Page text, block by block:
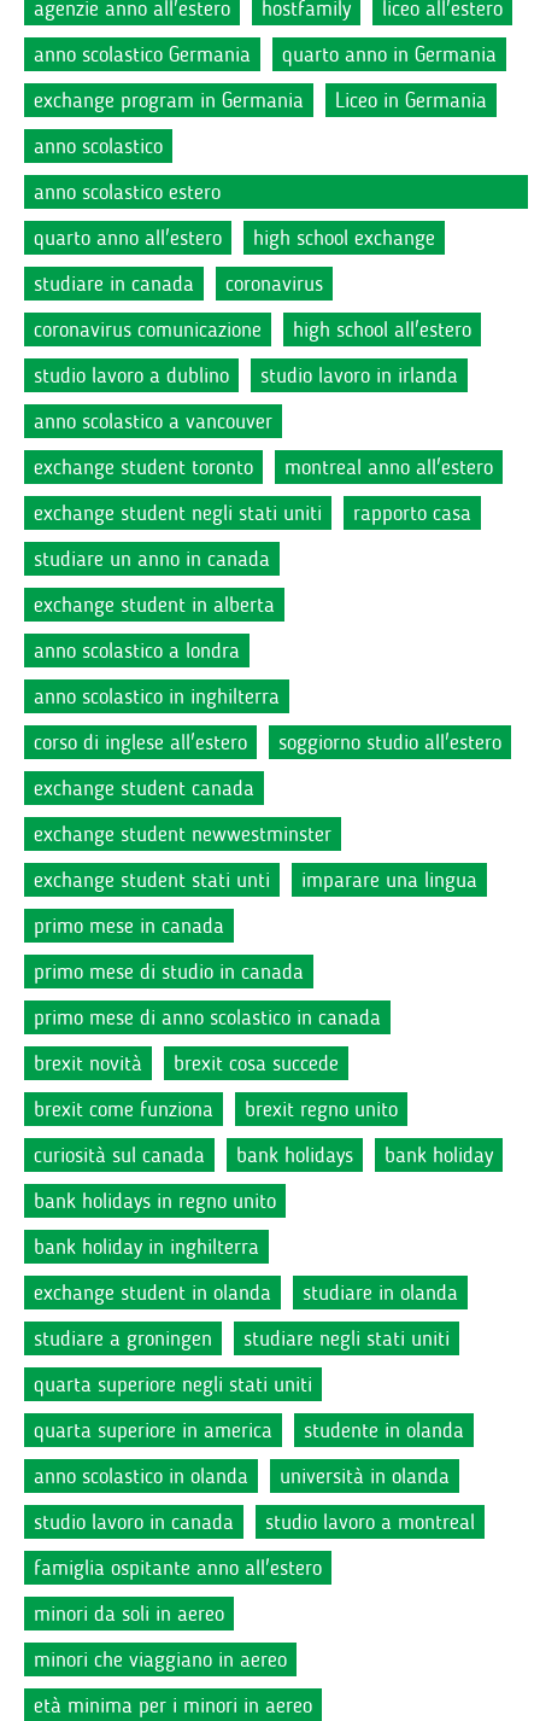
agenzie anno all'estero hostfamily
liceo all'estero
anno scolastico Germania
quarto anno in Germania
exchange program in Germania
Liceo in Germania
anno scolastico
anno scolastico estero
quarto anno all'estero
high school exchange
studiare in canada
coronavirus
coronavirus comunicazione
high school all'estero
studio lavoro a dublino
studio lavoro in irlanda
anno scolastico a vancouver
exchange student toronto
montreal anno all'estero
exchange student negli stati uniti
rapporto casa
studiare un anno in canada
exchange student in alberta
anno scolastico a londra
anno scolastico in inghilterra
corso di inglese all'estero
soggiorno studio all'estero
exchange student canada
exchange student newwestminster
exchange student stati unti
imparare una lingua
primo mese in canada
primo mese di studio in canada
primo mese di anno scolastico in canada
brexit novità
brexit cosa succede
brexit come funziona
brexit regno unito
curiosità sul canada
bank holidays
bank holiday
bank holidays in regno unito
bank holiday in inghilterra
exchange student in olanda
studiare in olanda
studiare a groningen
studiare negli stati uniti
quarta superiore negli stati uniti
quarta superiore in america
studente in olanda
anno scolastico in olanda
università in olanda
studio lavoro in canada
studio lavoro a montreal
famiglia ospitante anno all'estero
minori da soli in aereo
minori che viaggiano in aereo
età minima per i minori in aereo